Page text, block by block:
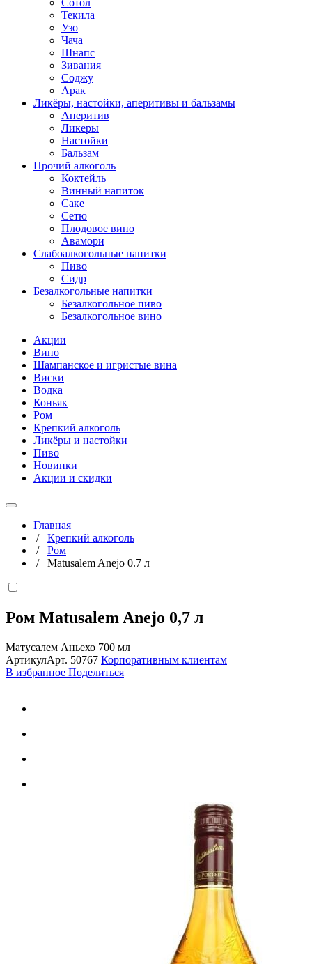
Сотол
Текила
Узо
Чача
Шнапс
Зивания
Соджу
Арак
Ликёры, настойки, аперитивы и бальзамы
Аперитив
Ликеры
Настойки
Бальзам
Прочий алкоголь
Коктейль
Винный напиток
Саке
Сетю
Плодовое вино
Авамори
Слабоалкогольные напитки
Пиво
Сидр
Безалкогольные напитки
Безалкогольное пиво
Безалкогольное вино
Акции
Вино
Шампанское и игристые вина
Виски
Водка
Коньяк
Ром
Крепкий алкоголь
Ликёры и настойки
Пиво
Новинки
Акции и скидки
Главная
/ Крепкий алкоголь
/ Ром
/ Matusalem Anejo 0.7 л
Ром Matusalem Anejo 0,7 л
Матусалем Аньехо 700 мл
АртикулАрт. 50767 Корпоративным клиентам
В избранное Поделиться